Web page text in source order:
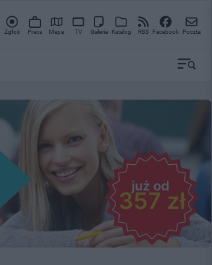
Zgłoś Praca Mapa TV Galeria Katalog RSS Facebook Poczta